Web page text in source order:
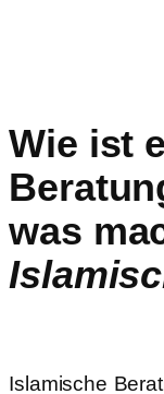
Wie ist
was
Islamische